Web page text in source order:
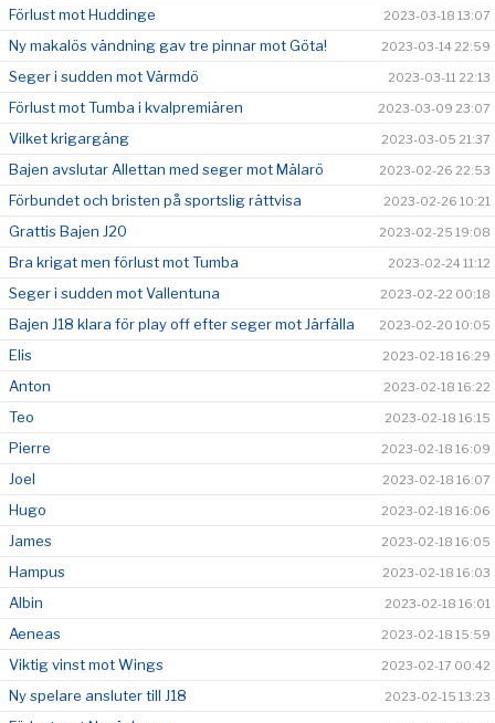
Förlust mot Huddinge 2023-03-18 13:07
Ny makalös vändning gav tre pinnar mot Göta! 2023-03-14 22:59
Seger i sudden mot Värmdö 2023-03-11 22:13
Förlust mot Tumba i kvalpremiären 2023-03-09 23:07
Vilket krigargäng 2023-03-05 21:37
Bajen avslutar Allettan med seger mot Mälarö 2023-02-26 22:53
Förbundet och bristen på sportslig rättvisa 2023-02-26 10:21
Grattis Bajen J20 2023-02-25 19:08
Bra krigat men förlust mot Tumba 2023-02-24 11:12
Seger i sudden mot Vallentuna 2023-02-22 00:18
Bajen J18 klara för play off efter seger mot Järfälla 2023-02-20 10:05
Elis 2023-02-18 16:29
Anton 2023-02-18 16:22
Teo 2023-02-18 16:15
Pierre 2023-02-18 16:09
Joel 2023-02-18 16:07
Hugo 2023-02-18 16:06
James 2023-02-18 16:05
Hampus 2023-02-18 16:03
Albin 2023-02-18 16:01
Aeneas 2023-02-18 15:59
Viktig vinst mot Wings 2023-02-17 00:42
Ny spelare ansluter till J18 2023-02-15 13:23